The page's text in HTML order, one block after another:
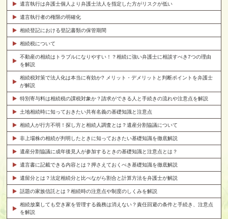
遺言執行は弁護士個人より弁護士法人を指定した方がリスクが低い
遺言執行者の権限の明確化
相続登記における登記書類の保管期間
相続税について
不動産の相続はトラブルになりやすい！？相続に強い弁護士に相談すべき7つの理由
を解説
相続税対策で法人化は本当に有効か? メリット・デメリットと判断ポイントを弁護士
が解説
特別寄与料は相続税の課税対象か？請求ができる人と手続きの流れや注意点を解説
土地相続時に知っておきたい共有名義の基礎知識と注意点
相続人が行方不明！探し方と相続人調査とは？遺産分割協議について
非上場株の相続が判明したときに知っておきたい基礎知識を徹底解説
遺産分割協議に成年後見人が参加するときの基礎知識と注意点とは？
遺言書に記載できる内容とは？押さえておくべき基礎知識を徹底解説
遺留分とは？法定相続分と比べながら割合と計算方法を弁護士が解説
話題の家族信託とは？相続時の注意点や制度のしくみを解説
相続放棄しても空き家を管理する義務は消えない？責任回避の条件と手続き、注意点
を解説